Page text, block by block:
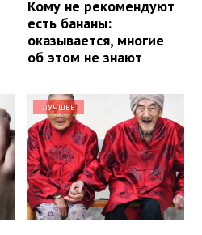
Кому не рекомендуют
есть бананы:
оказывается, многие
об этом не знают
ЛУЧШЕЕ